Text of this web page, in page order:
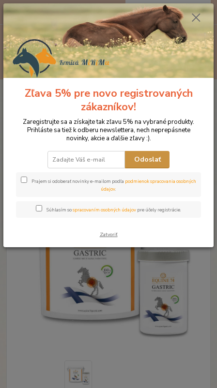
Menu
0ks
za0 €
Doplnky výživy
Špeciálna prírodná zmes proti žalúdočným vredom
Gastric, 2kg pelety
Špeciálna prírodná zmes proti
žalúdočným vredom Gastric, 2kg
Zľava 5% pre novo registrovaných
zákazníkov!
Zaregistrujte sa a získajte tak zľavu 5% na vybrané produkty.
Prihláste sa tiež k odberu newslettera, nech neprepásnete
novinky, akcie a ďalšie zľavy :).
Odoslať
Prajem si odoberať novinky e-mailom podľa podmienok spracovania osobných
údajov.
Súhlasím sospracovaním osobných údajov pre účely registrácie.
Zatvoriť